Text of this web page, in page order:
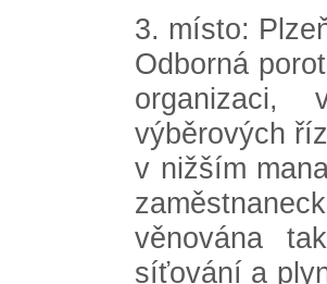
3. místo:
Odborná
organizaci,
výběrových
v nižším
věnována
síťování a